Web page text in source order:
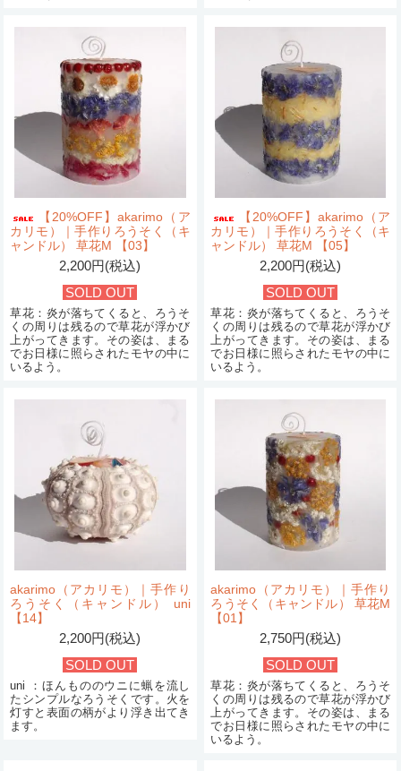
【20%OFF】akarimo（ア
カリモ）｜手作りろうそく（キ
ャンドル） 草花M 【03】
2,200円(税込)
SOLD OUT
草花：炎が落ちてくると、ろうそ
くの周りは残るので草花が浮かび
上がってきます。その姿は、まる
でお日様に照らされたモヤの中に
いるよう。
【20%OFF】akarimo（ア
カリモ）｜手作りろうそく（キ
ャンドル） 草花M 【05】
2,200円(税込)
SOLD OUT
草花：炎が落ちてくると、ろうそ
くの周りは残るので草花が浮かび
上がってきます。その姿は、まる
でお日様に照らされたモヤの中に
いるよう。
akarimo（アカリモ）｜手作り
ろうそく（キャンドル） uni
【14】
2,200円(税込)
SOLD OUT
uni ：ほんもののウニに蝋を流し
たシンプルなろうそくです。火を
灯すと表面の柄がより浮き出てき
ます。
akarimo（アカリモ）｜手作り
ろうそく（キャンドル） 草花M
【01】
2,750円(税込)
SOLD OUT
草花：炎が落ちてくると、ろうそ
くの周りは残るので草花が浮かび
上がってきます。その姿は、まる
でお日様に照らされたモヤの中に
いるよう。